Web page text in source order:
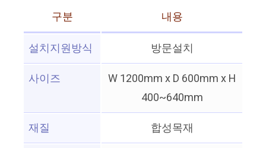
구분
내용
설치지원방식
방문설치
사이즈
W 1200mm x D 600mm x H
400~640mm
재질
합성목재